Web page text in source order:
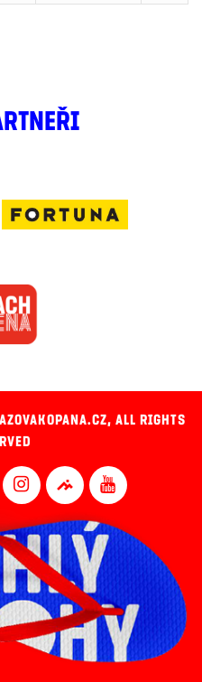
ALL RIGHTS